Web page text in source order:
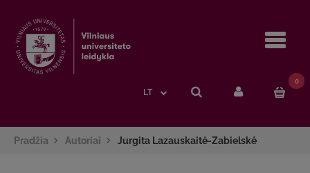
LT
0
Pradžia Autoriai Jurgita Lazauskaitė-Zabielskė